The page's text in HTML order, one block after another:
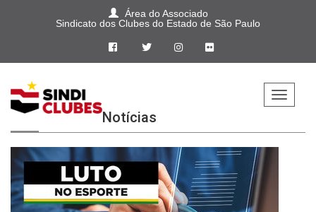
Área do Associado
Sindicato dos Clubes do Estado de São Paulo
Home
Sindi
Clubes
Jurídico
Notícias